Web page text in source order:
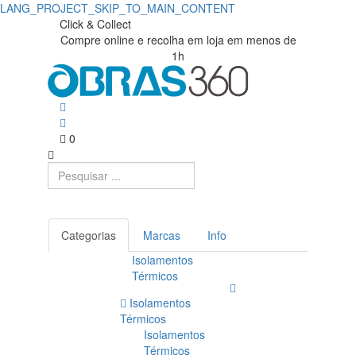
LANG_PROJECT_SKIP_TO_MAIN_CONTENT
Click & Collect
Compre online e recolha em loja em menos de
1h
0
Categorias Marcas
Info
Isolamentos
Térmicos
Isolamentos
Térmicos
Isolamentos
Térmicos